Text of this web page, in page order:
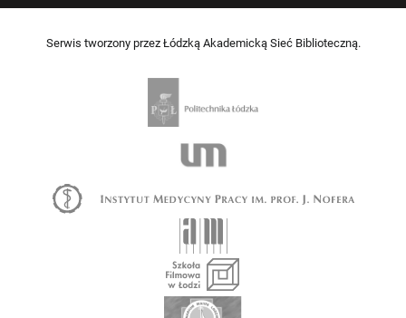
Serwis tworzony przez Łódzką Akademicką Sieć Biblioteczną.